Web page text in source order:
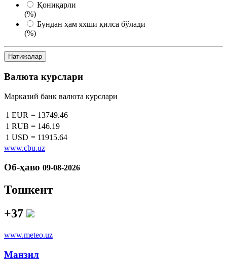
Қониқарли
(%)
Бундан ҳам яхши қилса бўлади
(%)
Натижалар
Валюта курслари
Марказий банк валюта курслари
1 EUR = 13749.46
1 RUB = 146.19
1 USD = 11915.64
www.cbu.uz
Об-ҳаво 09-08-2026
Тошкент
+37
www.meteo.uz
Манзил